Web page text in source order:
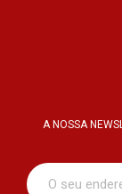
A NOSSA